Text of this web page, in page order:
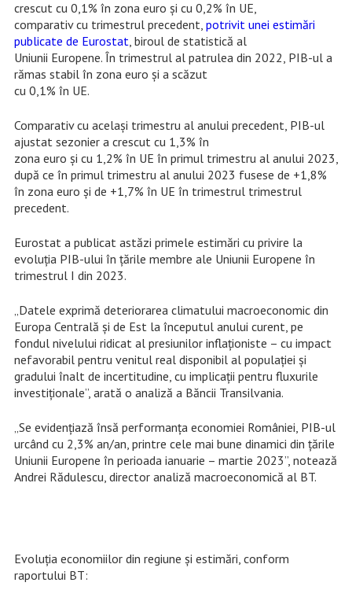
crescut cu 0,1% în zona euro și cu 0,2% în UE,
comparativ cu trimestrul precedent,potrivit unei estimări
publicate de Eurostat, biroul de statistică al
Uniunii Europene. În trimestrul al patrulea din 2022, PIB-ul a
rămas stabil în zona euro și a scăzut
cu 0,1% în UE.
Comparativ cu același trimestru al anului precedent, PIB-ul
ajustat sezonier a crescut cu 1,3% în
zona euro și cu 1,2% în UE în primul trimestru al anului 2023,
după ce în primul trimestru al anului 2023 fusese de +1,8%
în zona euro și de +1,7% în UE în trimestrul trimestrul
precedent.
Eurostat a publicat astăzi primele estimări cu privire la
evoluția PIB-ului în țările membre ale Uniunii Europene în
trimestrul I din 2023.
„Datele exprimă deteriorarea climatului macroeconomic din
Europa Centrală și de Est la începutul anului curent, pe
fondul nivelului ridicat al presiunilor inflaționiste – cu impact
nefavorabil pentru venitul real disponibil al populației și
gradului înalt de incertitudine, cu implicații pentru fluxurile
investiționale”, arată o analiză a Băncii Transilvania.
„Se evidențiază însă performanța economiei României, PIB-ul
urcând cu 2,3% an/an, printre cele mai bune dinamici din țările
Uniunii Europene în perioada ianuarie – martie 2023”, notează
Andrei Rădulescu, director analiză macroeconomică al BT.
Evoluția economiilor din regiune și estimări, conform
raportului BT: